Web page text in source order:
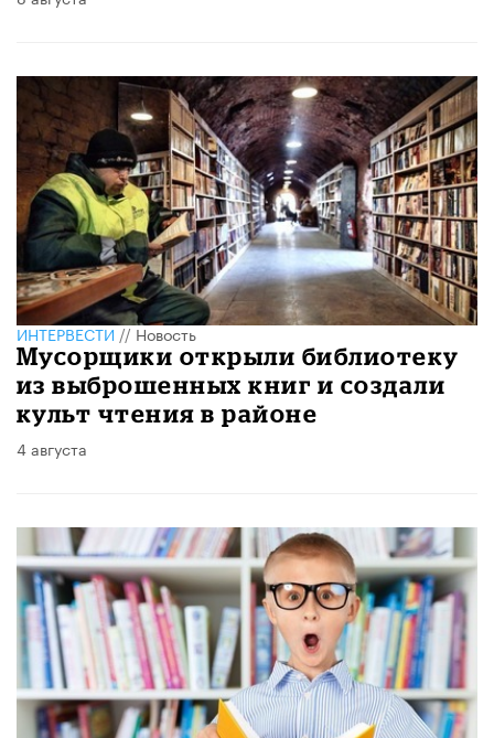
ИНТЕРВЕСТИ//Новость
Мусорщики открыли библиотеку
из выброшенных книг и создали
культ чтения в районе
4 августа